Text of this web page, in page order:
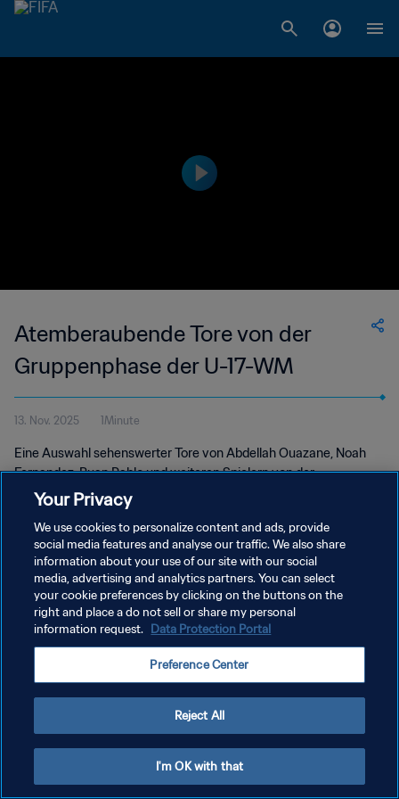
Atemberaubende Tore von der
Gruppenphase der U-17-WM
13. Nov. 2025 1Minute
Eine Auswahl sehenswerter Tore von Abdellah Ouazane, Noah
Fernandez, Ruan Pablo und weiteren Spielern von der
Gruppenphase der U-17-WM 2025.
DATENSCHUTZ
NUTZUNGSBEDINGUNGEN
COOKIE-EINSTELLUNGEN VERWALTEN
Your Privacy
We use cookies to personalize content and ads, provide
social media features and analyse our traffic. We also share
information about your use of our site with our social
media, advertising and analytics partners. You can select
your cookie preferences by clicking on the buttons on the
right and place a do not sell or share my personal
information request. Data Protection Portal
Preference Center
Reject All
I'm OK with that